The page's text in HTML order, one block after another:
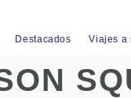
Destacados Viajes a